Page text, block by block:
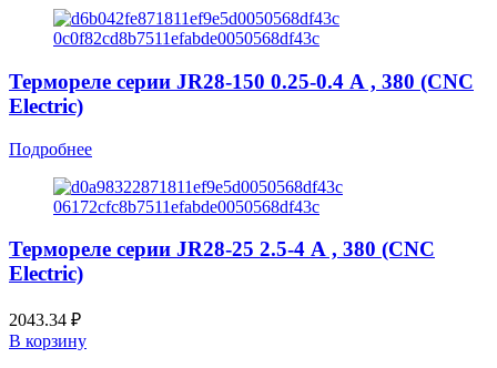
Термореле серии JR28-150 0.25-0.4 А , 380 (CNC
Electric)
Подробнее
Термореле серии JR28-25 2.5-4 А , 380 (CNC
Electric)
2043.34 ₽
В корзину